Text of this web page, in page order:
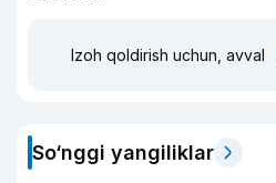
Izoh qoldirish uchun, avval
So‘nggi yangiliklar